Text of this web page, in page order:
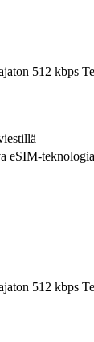
512 kbps
eSIM-
512 kbps